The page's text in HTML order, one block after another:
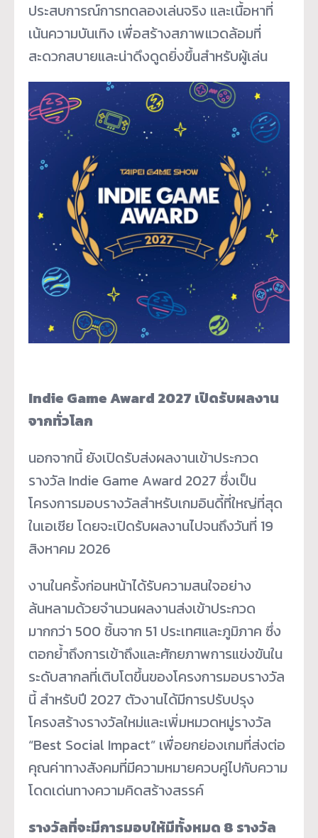
ประสบการณ์การทดลองเล่นจริง และเนื้อหาที่
เน้นความบันเทิง เพื่อสร้างสภาพแวดล้อมที่
สะดวกสบายและน่าดึงดูดยิ่งขึ้นสำหรับผู้เล่น
Indie Game Award 2027 เปิดรับผลงาน
จากทั่วโลก
นอกจากนี้ ยังเปิดรับส่งผลงานเข้าประกวด
รางวัล Indie Game Award 2027 ซึ่งเป็น
โครงการมอบรางวัลสำหรับเกมอินดี้ที่ใหญ่ที่สุด
ในเอเชีย โดยจะเปิดรับผลงานไปจนถึงวันที่ 19
สิงหาคม 2026
งานในครั้งก่อนหน้าได้รับความสนใจอย่าง
ล้นหลามด้วยจำนวนผลงานส่งเข้าประกวด
มากกว่า 500 ชิ้นจาก 51 ประเทศและภูมิภาค ซึ่ง
ตอกย้ำถึงการเข้าถึงและศักยภาพการแข่งขันใน
ระดับสากลที่เติบโตขึ้นของโครงการมอบรางวัล
นี้ สำหรับปี 2027 ตัวงานได้มีการปรับปรุง
โครงสร้างรางวัลใหม่และเพิ่มหมวดหมู่รางวัล
“Best Social Impact” เพื่อยกย่องเกมที่ส่งต่อ
คุณค่าทางสังคมที่มีความหมายควบคู่ไปกับความ
โดดเด่นทางความคิดสร้างสรรค์
รางวัลที่จะมีการมอบให้มีทั้งหมด 8 รางวัล